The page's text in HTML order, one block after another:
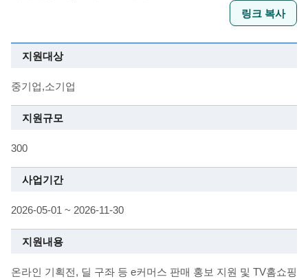
링크 복사
지원대상
중기업,소기업
지원규모
300
사업기간
2026-05-01 ~ 2026-11-30
지원내용
온라인 기획전, 딜 구좌 등 e커머스 판매 홍보 지원 및 TV홈쇼핑